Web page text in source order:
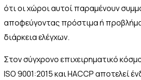
ότι οι χώροι αυτοί παραμένουν
αποφεύγοντας πρόστιμα ή
διάρκεια ελέγχων.
Στον σύγχρονο επιχειρηματικό
ISO 9001:2015 και HACCP αποτελεί